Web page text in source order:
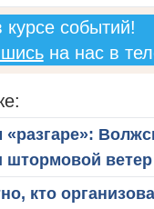
курсе событий!
на нас в
штормовой ветер
кто